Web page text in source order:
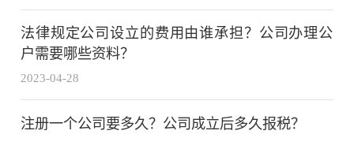
法律规定公司设立的费用由谁承担？公司办理公
户需要哪些资料？
2023-04-28
注册一个公司要多久？公司成立后多久报税？